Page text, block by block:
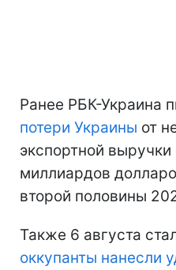
Ранее РБК-Украина
потери Украины от
экспортной выручки
миллиардов
второй половины
Также 6 августа
оккупанты нанесли